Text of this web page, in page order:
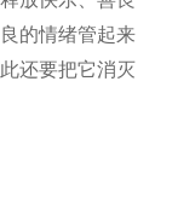
的情绪管起来
还要把它消灭